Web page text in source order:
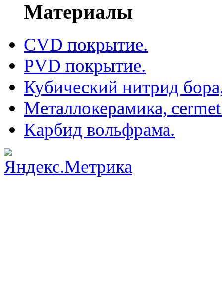
Материалы
CVD покрытие.
PVD покрытие.
Кубический нитрид
Металлокерамика,
Карбид вольфрама.